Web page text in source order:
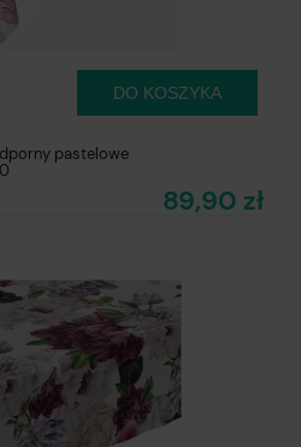
pastelowe
89,90 zł
DO KOSZYKA